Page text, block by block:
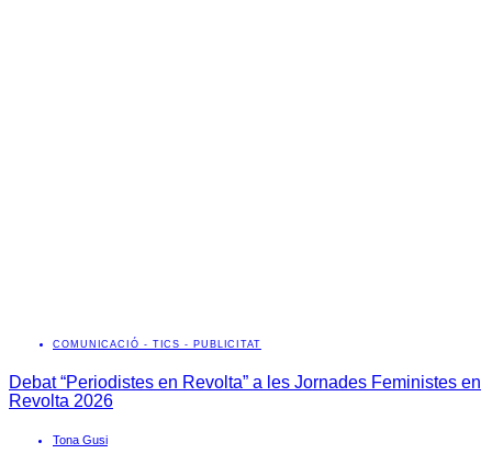
COMUNICACIÓ - TICS - PUBLICITAT
Debat “Periodistes en Revolta” a les Jornades Feministes en
Revolta 2026
Tona Gusi